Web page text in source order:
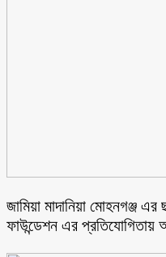
জামিয়া মাদানিয়া
ফাউন্ডেশন এর প্রতিযোগিতায়